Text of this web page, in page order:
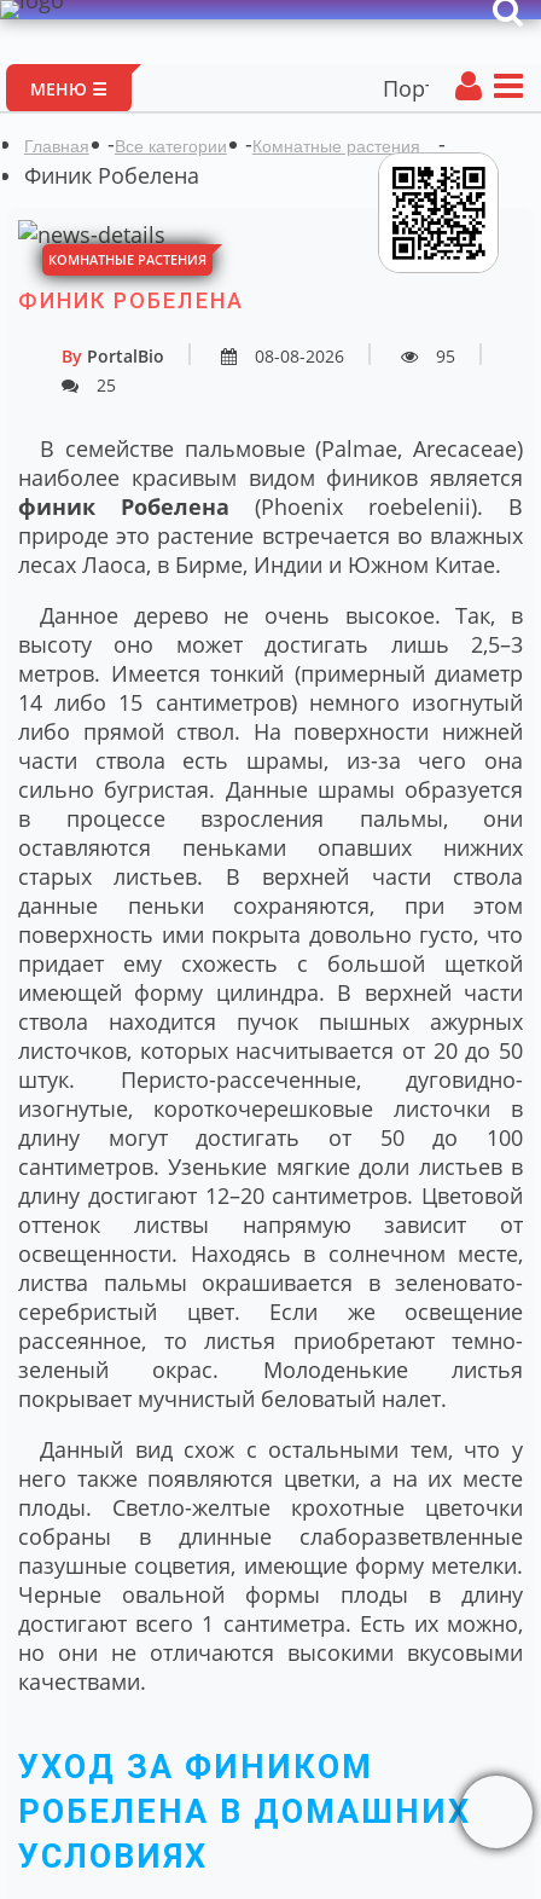
МЕНЮ ☰ Портал авторских
Главная -Все категории -Комнатные растения
-
Финик Робелена
КОМНАТНЫЕ РАСТЕНИЯ
ФИНИК РОБЕЛЕНА
By PortalBio 08-08-2026
95
25
В семействе пальмовые (Palmae, Arecaceae)
наиболее красивым видом фиников является
финик Робелена (Phoenix roebelenii). В
природе это растение встречается во влажных
лесах Лаоса, в Бирме, Индии и Южном Китае.
Данное дерево не очень высокое. Так, в
высоту оно может достигать лишь 2,5–3
метров. Имеется тонкий (примерный диаметр
14 либо 15 сантиметров) немного изогнутый
либо прямой ствол. На поверхности нижней
части ствола есть шрамы, из-за чего она
сильно бугристая. Данные шрамы образуется
в процессе взросления пальмы, они
оставляются пеньками опавших нижних
старых листьев. В верхней части ствола
данные пеньки сохраняются, при этом
поверхность ими покрыта довольно густо, что
придает ему схожесть с большой щеткой
имеющей форму цилиндра. В верхней части
ствола находится пучок пышных ажурных
листочков, которых насчитывается от 20 до 50
штук. Перисто-рассеченные, дуговидно-
изогнутые, короткочерешковые листочки в
длину могут достигать от 50 до 100
сантиметров. Узенькие мягкие доли листьев в
длину достигают 12–20 сантиметров. Цветовой
оттенок листвы напрямую зависит от
освещенности. Находясь в солнечном месте,
листва пальмы окрашивается в зеленовато-
серебристый цвет. Если же освещение
рассеянное, то листья приобретают темно-
зеленый окрас. Молоденькие листья
покрывает мучнистый беловатый налет.
Данный вид схож с остальными тем, что у
него также появляются цветки, а на их месте
плоды. Светло-желтые крохотные цветочки
собраны в длинные слаборазветвленные
пазушные соцветия, имеющие форму метелки.
Черные овальной формы плоды в длину
достигают всего 1 сантиметра. Есть их можно,
но они не отличаются высокими вкусовыми
качествами.
УХОД ЗА ФИНИКОМ
РОБЕЛЕНА В ДОМАШНИХ
УСЛОВИЯХ